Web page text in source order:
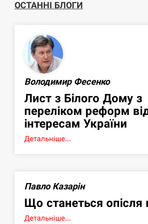
ОСТАННІ БЛОГИ
Володимир Фесенко
Лист з Білого Дому з
переліком реформ
інтересам України
Детальніше...
Павло Казарін
Що станеться опісля
Детальніше...